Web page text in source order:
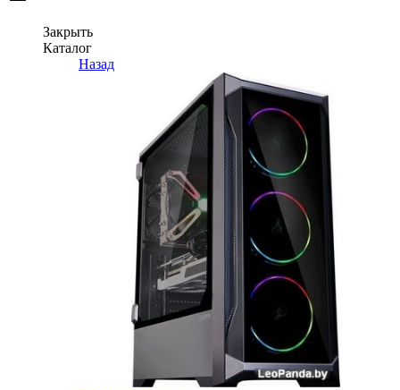
Закрыть
Каталог
Назад